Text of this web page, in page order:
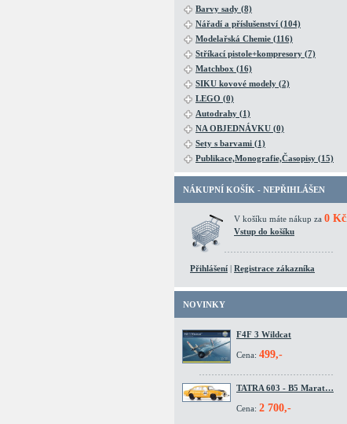
Barvy sady (8)
Nářadí a příslušenství (104)
Modelařská Chemie (116)
Stříkací pistole+kompresory (7)
Matchbox (16)
SIKU kovové modely (2)
LEGO (0)
Autodrahy (1)
NA OBJEDNÁVKU (0)
Sety s barvami (1)
Publikace,Monografie,Časopisy (15)
NÁKUPNÍ KOŠÍK - NEPŘIHLÁŠEN
V košíku máte nákup za 0 Kč
Vstup do košíku
Přihlášení | Registrace zákazníka
NOVINKY
F4F 3 Wildcat
Cena: 499,-
TATRA 603 - B5 Marat…
Cena: 2 700,-